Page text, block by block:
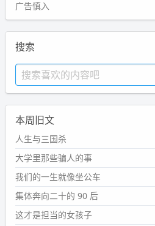
广告慎入
搜索
本周旧文
人生与三国杀
大学里那些骗人的事
我们的一生就像坐公车
集体奔向二十的 90 后
这才是担当的女孩子